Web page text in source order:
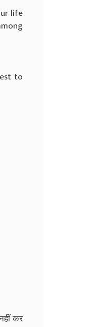
life
to
कर